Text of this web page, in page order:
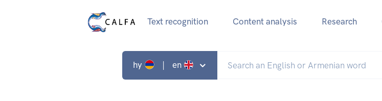
Text recognition Content analysis Research
hy | en